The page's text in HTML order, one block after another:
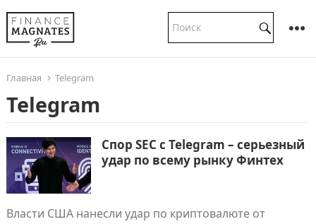
Главная Telegram
Telegram
Спор SEC с Telegram – серьезный
удар по всему рынку Финтех
Власти США нанесли удар по криптовалюте от